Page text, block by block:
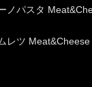
ノパスタ
レツ